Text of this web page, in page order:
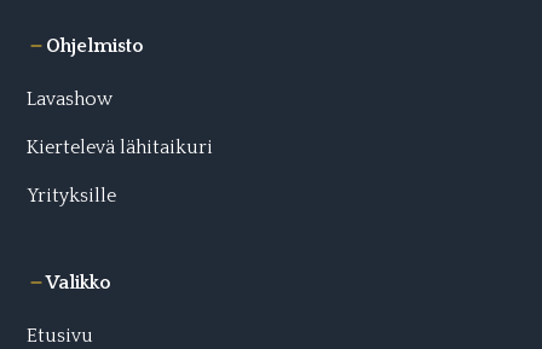
Ohjelmisto
Lavashow
Kiertelevä lähitaikuri
Yrityksille
Valikko
Etusivu